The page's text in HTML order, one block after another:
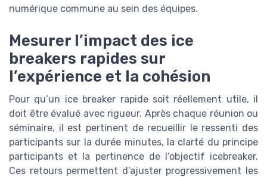
numérique commune au sein des équipes.
Mesurer l’impact des ice
breakers rapides sur
l’expérience et la cohésion
Pour qu’un ice breaker rapide soit réellement utile, il
doit être évalué avec rigueur. Après chaque réunion ou
séminaire, il est pertinent de recueillir le ressenti des
participants sur la durée minutes, la clarté du principe
participants et la pertinence de l’objectif icebreaker.
Ces retours permettent d’ajuster progressivement les